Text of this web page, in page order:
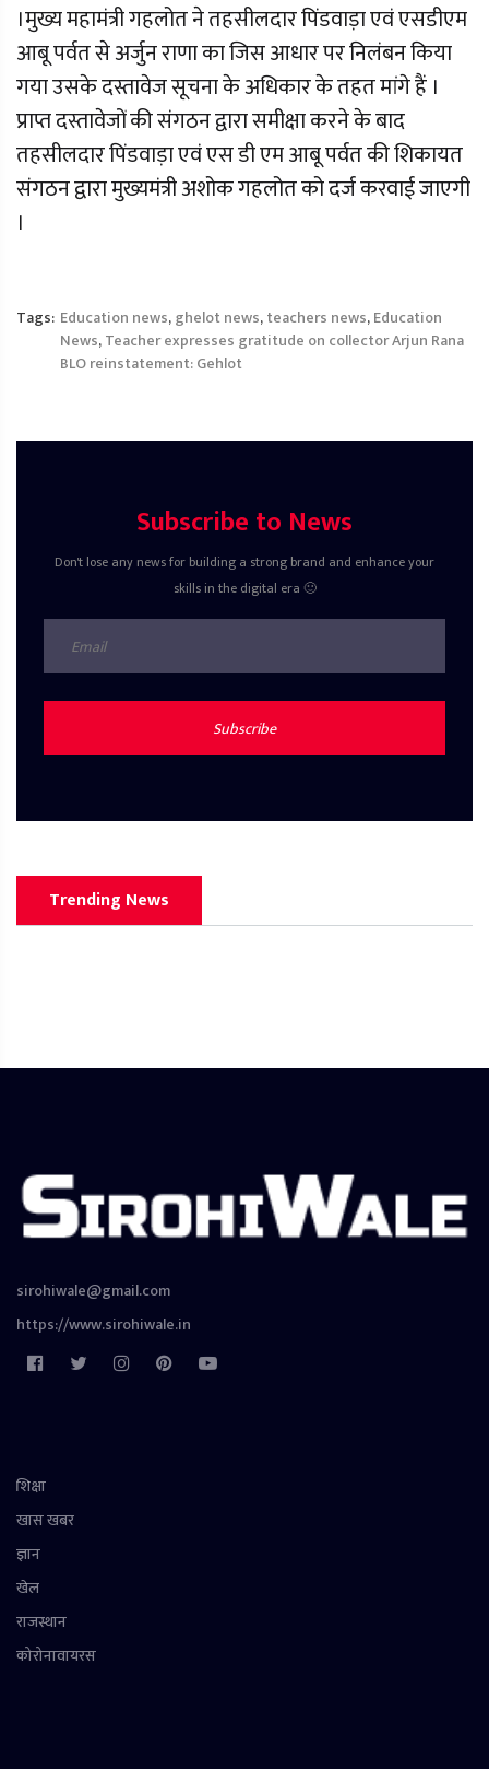
।मुख्य महामंत्री गहलोत ने तहसीलदार पिंडवाड़ा एवं एसडीएम
आबू पर्वत से अर्जुन राणा का जिस आधार पर निलंबन किया
गया उसके दस्तावेज सूचना के अधिकार के तहत मांगे हैं ।
प्राप्त दस्तावेजों की संगठन द्वारा समीक्षा करने के बाद
तहसीलदार पिंडवाड़ा एवं एस डी एम आबू पर्वत की शिकायत
संगठन द्वारा मुख्यमंत्री अशोक गहलोत को दर्ज करवाई जाएगी
।
Tags: Education news,ghelot news,teachers news,Education
News,Teacher expresses gratitude on collector Arjun Rana
BLO reinstatement: Gehlot
Subscribe to News
Don't lose any news for building a strong brand and enhance your
skills in the digital era 🙂
Subscribe
Trending News
sirohiwale@gmail.com
https://www.sirohiwale.in
शिक्षा
खास खबर
ज्ञान
खेल
राजस्थान
कोरोनावायरस